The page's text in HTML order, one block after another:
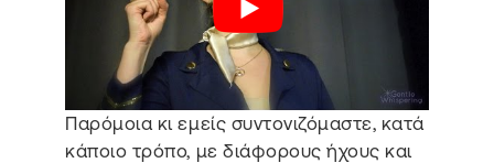
Παρόμοια κι εμείς συντονιζόμαστε, κατά
κάποιο τρόπο, με διάφορους ήχους και